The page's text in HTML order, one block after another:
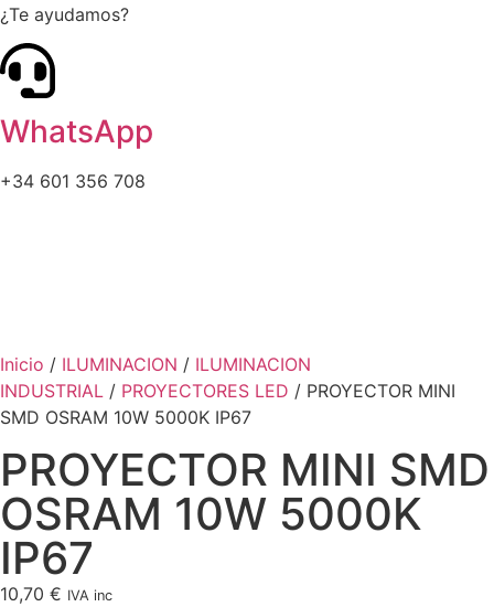
¿Te ayudamos?
WhatsApp
+34 601 356 708
Inicio / ILUMINACION / ILUMINACION
INDUSTRIAL / PROYECTORES LED / PROYECTOR MINI
SMD OSRAM 10W 5000K IP67
PROYECTOR MINI SMD
OSRAM 10W 5000K
IP67
10,70 € IVA inc